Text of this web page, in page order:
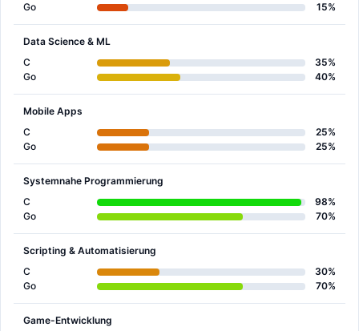
Go
15%
Data Science & ML
C
35%
Go
40%
Mobile Apps
C
25%
Go
25%
Systemnahe Programmierung
C
98%
Go
70%
Scripting & Automatisierung
C
30%
Go
70%
Game-Entwicklung